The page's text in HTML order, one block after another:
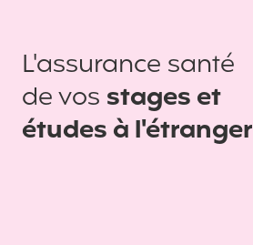
L'assurance santé
de vos stages et
études à l'étranger